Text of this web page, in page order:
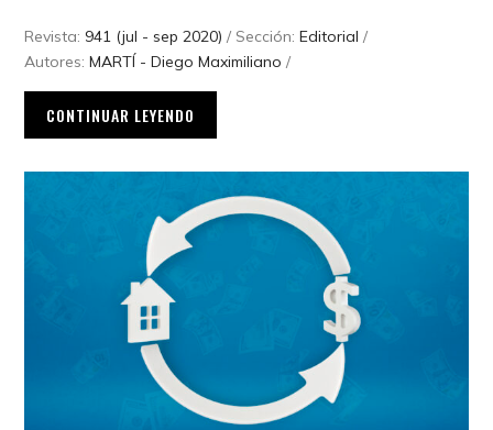
Revista: 941 (jul - sep 2020) / Sección:Editorial /
Autores:MARTÍ - Diego Maximiliano /
CONTINUAR LEYENDO